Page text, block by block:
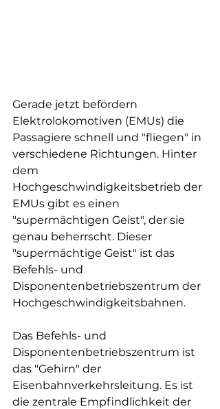
Gerade jetzt befördern
Elektrolokomotiven (EMUs) die
Passagiere schnell und "fliegen" in
verschiedene Richtungen. Hinter
dem
Hochgeschwindigkeitsbetrieb der
EMUs gibt es einen
"supermächtigen Geist", der sie
genau beherrscht. Dieser
"supermächtige Geist" ist das
Befehls- und
Disponentenbetriebszentrum der
Hochgeschwindigkeitsbahnen.
Das Befehls- und
Disponentenbetriebszentrum ist
das "Gehirn" der
Eisenbahnverkehrsleitung. Es ist
die zentrale Empfindlichkeit der